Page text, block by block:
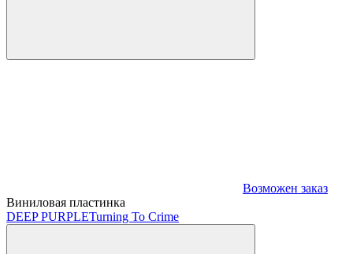
Возможен заказ
Виниловая пластинка
DEEP PURPLETurning To Crime